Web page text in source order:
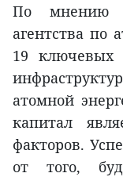
По мнению
агентства по
19 ключевых
атомной
капитал
факторов.
от того,